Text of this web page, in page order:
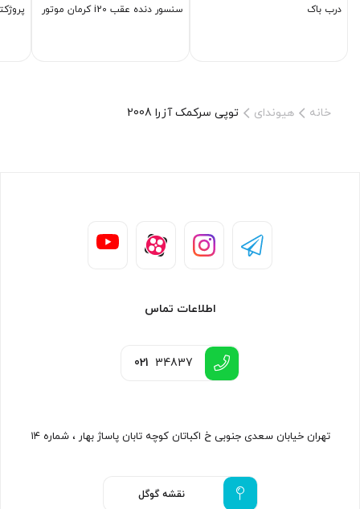
درب باک سنسور دنده عقب i20 کرمان موتور
خانه هیوندای توپی سرکمک آزرا 2008
اطلاعات تماس
021 34837
تهران خیابان سعدی جنوبی خ اکباتان کوچه تابان پاساژ بهار ، شماره ۱۴
نقشه گوگل